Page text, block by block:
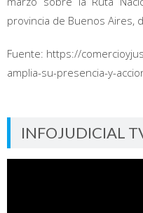
provincia de Buenos Aires,
Fuente: https://
amplia-su-presencia-y-
INFOJUDICIAL